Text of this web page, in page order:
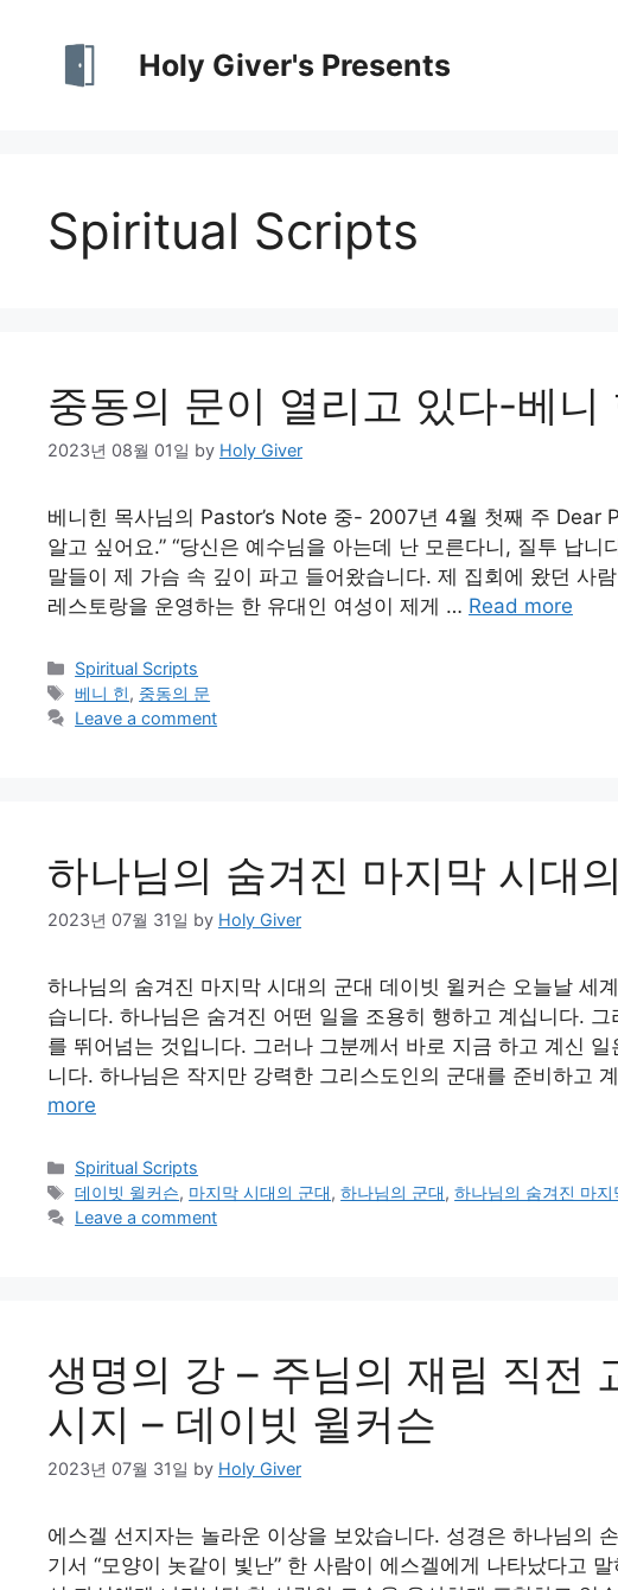
Holy Giver's Presents
Spiritual Scripts
중동의 문이 열리고 있다-베니
2023년 08월 01일 by Holy Giver
베니힌 목사님의 Pastor’s Note 중- 2007년 4월 첫째 주 Dear
알고 싶어요.” “당신은 예수님을 아는데 난 모른다니, 질투 납니
말들이 제 가슴 속 깊이 파고 들어왔습니다. 제 집회에 왔던 사
레스토랑을 운영하는 한 유대인 여성이 제게 … Read more
Categories
Spiritual Scripts
Tags
베니 힌, 중동의 문
Leave a comment
하나님의 숨겨진 마지막 시대
2023년 07월 31일 by Holy Giver
하나님의 숨겨진 마지막 시대의 군대 데이빗 윌커슨 오늘날 세
습니다. 하나님은 숨겨진 어떤 일을 조용히 행하고 계십니다.
를 뛰어넘는 것입니다. 그러나 그분께서 바로 지금 하고 계신
니다. 하나님은 작지만 강력한 그리스도인의 군대를 준비하고
more
Categories
Spiritual Scripts
Tags
데이빗 윌커슨, 마지막 시대의 군대,하나님의 군대,하나님의 숨겨진 마지
Leave a comment
생명의 강 – 주님의 재림 직전
시지 – 데이빗 윌커슨
2023년 07월 31일 by Holy Giver
에스겔 선지자는 놀라운 이상을 보았습니다. 성경은 하나님의
기서 “모양이 놋같이 빛난” 한 사람이 에스겔에게 나타났다고